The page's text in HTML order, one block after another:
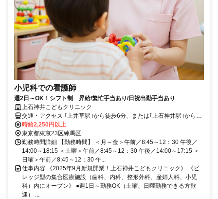
小児科での看護師
週2日～OK！シフト制 昇給/繁忙手当あり/日祝出勤手当あり
上石神井こどもクリニック
交通・アクセス ｢上井草駅｣から徒歩6分、または｢上石神井駅｣から徒
歩9分
時給2,250円以上
東京都東京23区練馬区
勤務時間詳細 【勤務時間】 ＜月～金＞午前／8:45～12：30 午後／
14:00～18:15 ＜土曜＞午前／8:45～12：30 午後／14:00～17:15 ＜
日曜＞午前／8:45～12：30 午...
仕事内容 《2025年9月新規開業！上石神井こどもクリニック》 《ビ
レッジ型の集合医療施設（歯科、内科、整形外科、産婦人科、小児
科）内にオープン》 ●週1日～勤務OK（土曜、日曜勤務できる方歓
迎） ...